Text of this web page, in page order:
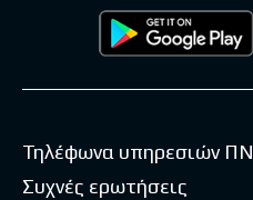
Τηλέφωνα υπηρεσιών ΠΝ
Συχνές ερωτήσεις